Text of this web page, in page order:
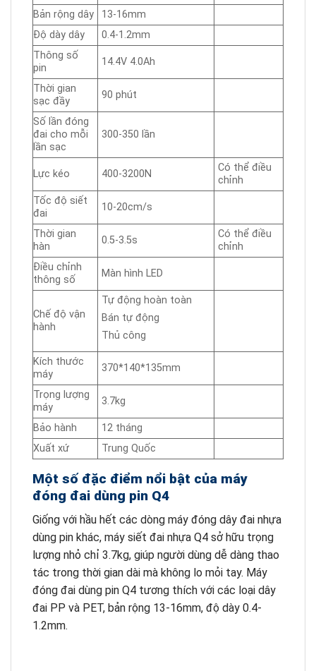
Bản rộng dây
13-16mm
Độ dày dây
0.4-1.2mm
Thông số
pin
14.4V 4.0Ah
Thời gian
sạc đầy
90 phút
Số lần đóng
đai cho mỗi
lần sạc
300-350 lần
Lực kéo 400-3200N
Có thể điều
chỉnh
Tốc độ siết
đai
10-20cm/s
Thời gian
hàn
0.5-3.5s
Có thể điều
chỉnh
Điều chỉnh
thông số
Màn hình LED
Chế độ vận
hành
Tự động hoàn toàn
Bán tự động
Thủ công
Kích thước
máy
370*140*135mm
Trọng lượng
máy
3.7kg
Bảo hành
12 tháng
Xuất xứ
Trung Quốc
Một số đặc điểm nổi bật của máy
đóng đai dùng pin Q4
Giống với hầu hết các dòng máy đóng dây đai nhựa
dùng pin khác, máy siết đai nhựa Q4 sở hữu trọng
lượng nhỏ chỉ 3.7kg, giúp người dùng dễ dàng thao
tác trong thời gian dài mà không lo mỏi tay. Máy
đóng đai dùng pin Q4 tương thích với các loại dây
đai PP và PET, bản rộng 13-16mm, độ dày 0.4-
1.2mm.